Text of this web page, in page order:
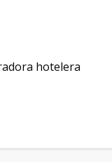
hotelera